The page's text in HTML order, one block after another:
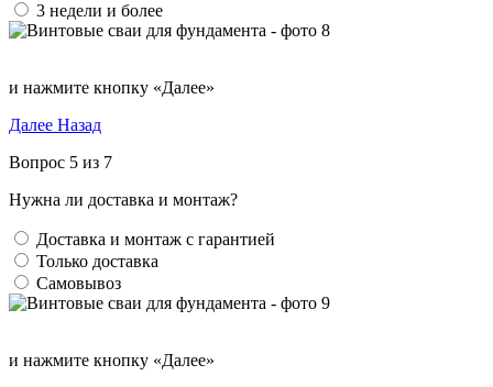
3 недели и более
и нажмите кнопку «Далее»
Далее Назад
Вопрос 5 из 7
Нужна ли доставка и монтаж?
Доставка и монтаж с гарантией
Только доставка
Самовывоз
и нажмите кнопку «Далее»